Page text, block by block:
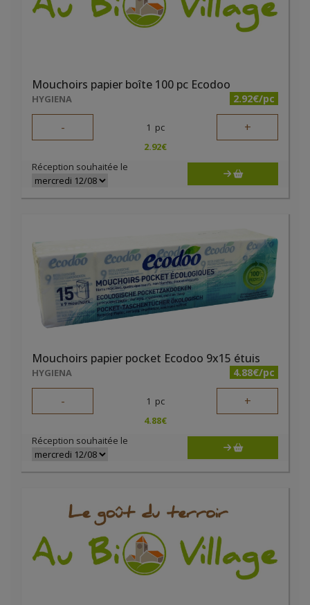
Mouchoirs papier boîte 100 pc Ecodoo
HYGIENA 2.92€/pc
- 1 pc +
2.92€
Réception souhaitée le
Mouchoirs papier pocket Ecodoo 9x15 étuis
HYGIENA 4.88€/pc
- 1 pc +
4.88€
Réception souhaitée le